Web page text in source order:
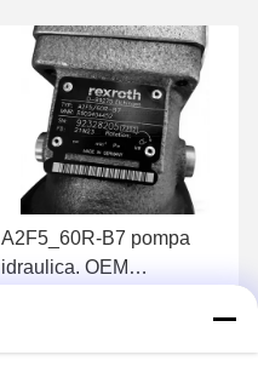
A2F5_60R-B7 pompa
idraulica. OEM
A2F23 A2F55 A2F80